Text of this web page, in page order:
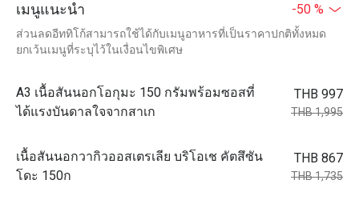
เมนูแนะนำ -50 %
ส่วนลดอีททิโก้สามารถใช้ได้กับเมนูอาหารที่เป็นราคาปกติทั้งหมด
ยกเว้นเมนูที่ระบุไว้ในเงื่อนไขพิเศษ
A3 เนื้อสันนอกโอกุมะ 150 กรัมพร้อมซอสที่
ได้แรงบันดาลใจจากสาเก
THB 997
THB 1,995
เนื้อสันนอกวากิวออสเตรเลีย บริโอเช คัตสึซัน
โดะ 150ก
THB 867
THB 1,735